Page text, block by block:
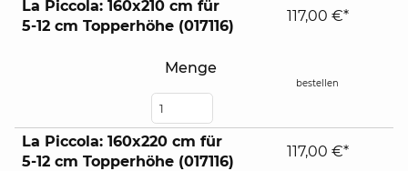
La Piccola: 160x210 cm für
5-12 cm Topperhöhe (017116)
Menge
117,00 €*
bestellen
La Piccola: 160x220 cm für
5-12 cm Topperhöhe (017116)
117,00 €*